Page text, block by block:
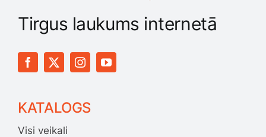
Tirgus laukums internetā
KATALOGS
Visi veikali